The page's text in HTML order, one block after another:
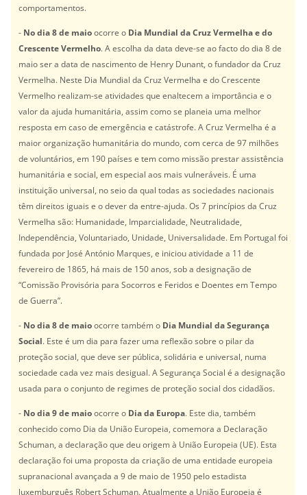
comportamentos.
- No dia 8 de maioocorre o Dia Mundial da Cruz Vermelha e do
Crescente Vermelho. A escolha da data deve-se ao facto do dia 8 de
maio ser a data de nascimento de Henry Dunant, o fundador da Cruz
Vermelha. Neste Dia Mundial da Cruz Vermelha e do Crescente
Vermelho realizam-se atividades que enaltecem a importância e o
valor da ajuda humanitária, assim como se planeia uma melhor
resposta em caso de emergência e catástrofe. A Cruz Vermelha é a
maior organização humanitária do mundo, com cerca de 97 milhões
de voluntários, em 190 países e tem como missão prestar assistência
humanitária e social, em especial aos mais vulneráveis. É uma
instituição universal, no seio da qual todas as sociedades nacionais
têm direitos iguais e o dever da entre-ajuda. Os 7 princípios da Cruz
Vermelha são: Humanidade, Imparcialidade, Neutralidade,
Independência, Voluntariado, Unidade, Universalidade. Em Portugal foi
fundada por José António Marques, e iniciou atividade a 11 de
fevereiro de 1865, há mais de 150 anos, sob a designação de
“Comissão Provisória para Socorros e Feridos e Doentes em Tempo
de Guerra”.
- No dia 8 de maioocorre também o Dia Mundial da Segurança
Social. Este é um dia para fazer uma reflexão sobre o pilar da
proteção social, que deve ser pública, solidária e universal, numa
sociedade cada vez mais desigual. A Segurança Social é a designação
usada para o conjunto de regimes de proteção social dos cidadãos.
- No dia 9 de maioocorre o Dia da Europa. Este dia, também
conhecido como Dia da União Europeia, comemora a Declaração
Schuman, a declaração que deu origem à União Europeia (UE). Esta
declaração foi uma proposta da criação de uma entidade europeia
supranacional avançada a 9 de maio de 1950 pelo estadista
luxemburguês Robert Schuman. Atualmente a União Europeia é